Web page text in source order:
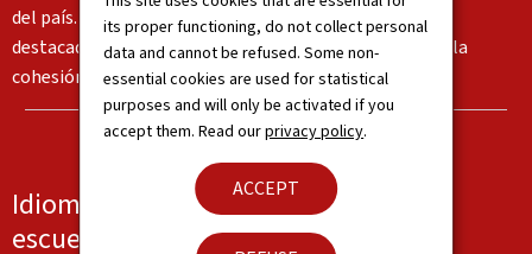
its proper functioning, do not collect personal
data and cannot be refused. Some non-
essential cookies are used for statistical
purposes and will only be activated if you
accept them. Read ourprivacy policy.
ACCEPT
del país. En conjunto, estas lenguas forman una parte
destacada de la identidad del país y sirven de base para la
cohesión social.
Idiomas hablados en el trabajo, en la
escuela y/o en casa